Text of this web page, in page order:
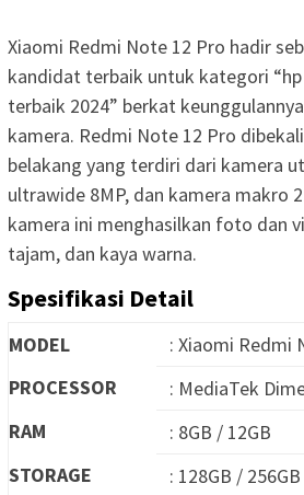
Xiaomi Redmi Note 12 Pro hadir
kandidat terbaik untuk kategori
terbaik 2024” berkat
kamera. Redmi Note 12 Pro
belakang yang terdiri dari kamera
ultrawide 8MP, dan kamera makro
kamera ini menghasilkan foto dan
tajam, dan kaya warna.
Spesifikasi Detail
MODEL
: Xiaomi Redmi
PROCESSOR
: MediaTek
RAM
: 8GB / 12GB
STORAGE
: 128GB / 256GB